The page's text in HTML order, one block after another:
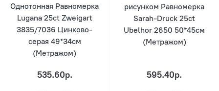
Однотонная Равномерка
Lugana 25ct Zweigart
3835/7036 Цинково-
серая 49*34см
(Метражом)
535.60р.
рисунком Равномерка
Sarah-Druck 25ct
Ubelhor 2650 50*45см
(Метражом)
595.40р.